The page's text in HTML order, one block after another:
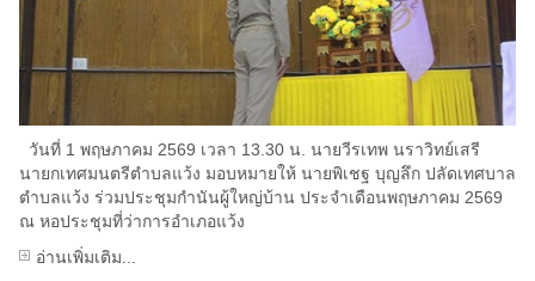
วันที่ 1 พฤษภาคม 2569 เวลา 13.30 น. นายวีรเทพ นราวิทย์เสรี
นายกเทศมนตรีตำบลแว้ง มอบหมายให้ นายพิเชฐ บุญลึก ปลัดเทศบาล
ตำบลแว้ง ร่วมประชุมกำนันผู้ใหญ่บ้าน ประจำเดือนพฤษภาคม 2569
ณ หอประชุมที่ว่าการอำเภอแว้ง
อ่านเพิ่มเติม...